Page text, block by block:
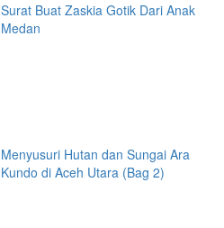
Surat Buat Zaskia Gotik Dari Anak
Medan
Menyusuri Hutan dan Sungai Ara
Kundo di Aceh Utara (Bag 2)